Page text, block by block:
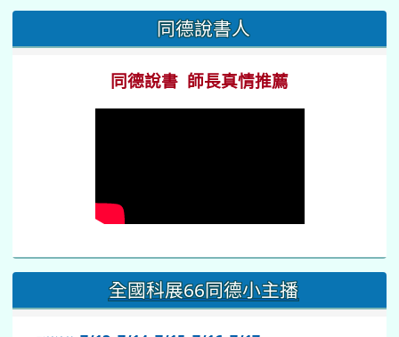
::: 同德說書人
同德說書 師長真情推薦
全國科展66同德小主播